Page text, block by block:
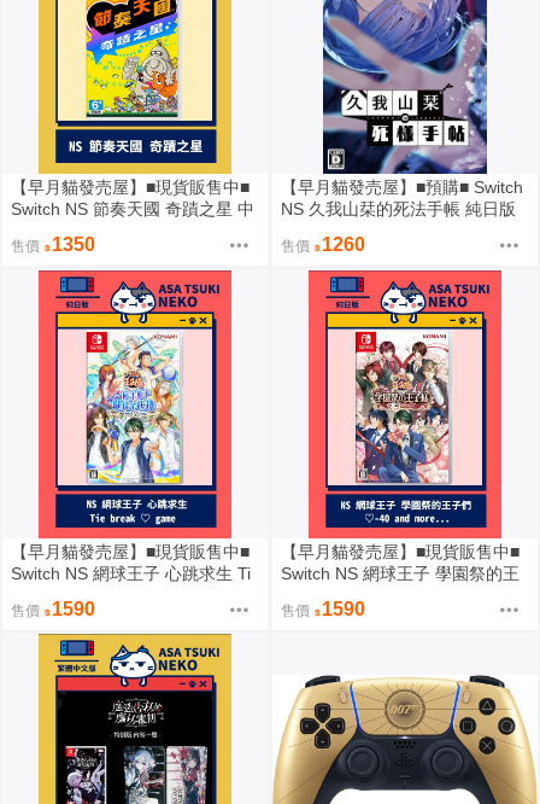
【早月貓發売屋】■現貨販售中■
Switch NS 節奏天國 奇蹟之星 中
售價 1350
【早月貓發売屋】■預購■ Switch
NS 久我山栞的死法手帳 純日版
售價 1260
【早月貓發売屋】■現貨販售中■
Switch NS 網球王子 心跳求生 Ti
售價 1590
【早月貓發売屋】■現貨販售中■
Switch NS 網球王子 學園祭的王
售價 1590